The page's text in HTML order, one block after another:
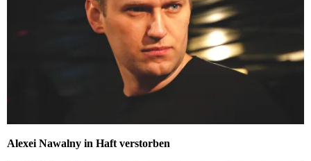
Alexei Nawalny in Haft verstorben